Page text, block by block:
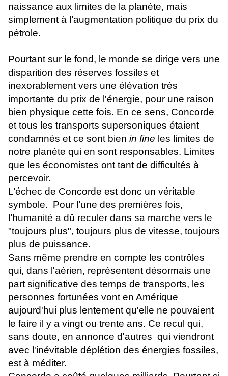
naissance aux limites de la planète, mais
simplement à l’augmentation politique du prix du
pétrole.
Pourtant sur le fond, le monde se dirige vers une
disparition des réserves fossiles et
inexorablement vers une élévation très
importante du prix de l'énergie, pour une raison
bien physique cette fois. En ce sens, Concorde
et tous les transports supersoniques étaient
condamnés et ce sont bien in fine les limites de
notre planète qui en sont responsables. Limites
que les économistes ont tant de difficultés à
percevoir.
L’échec de Concorde est donc un véritable
symbole. Pour l’une des premières fois,
l’humanité a dû reculer dans sa marche vers le
"toujours plus", toujours plus de vitesse, toujours
plus de puissance.
Sans même prendre en compte les contrôles
qui, dans l'aérien, représentent désormais une
part significative des temps de transports, les
personnes fortunées vont en Amérique
aujourd'hui plus lentement qu'elle ne pouvaient
le faire il y a vingt ou trente ans. Ce recul qui,
sans doute, en annonce d'autres qui viendront
avec l'inévitable déplétion des énergies fossiles,
est à méditer.